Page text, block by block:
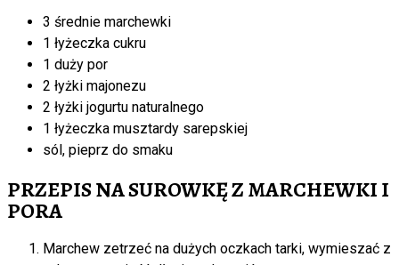
3 średnie marchewki
1 łyżeczka cukru
1 duży por
2 łyżki majonezu
2 łyżki jogurtu naturalnego
1 łyżeczka musztardy sarepskiej
sól, pieprz do smaku
PRZEPIS NA SUROWKĘ Z MARCHEWKI I
PORA
Marchew zetrzeć na dużych oczkach tarki, wymieszać z